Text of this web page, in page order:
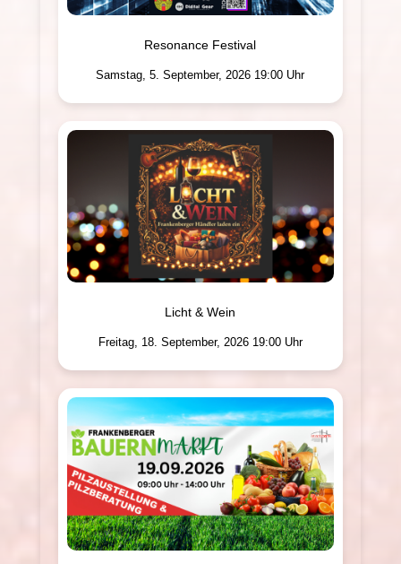
Resonance Festival
Samstag, 5. September, 2026 19:00 Uhr
Licht & Wein
Freitag, 18. September, 2026 19:00 Uhr